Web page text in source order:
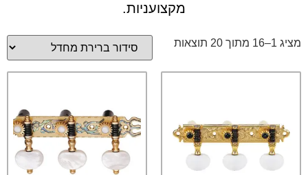
מקצועניות.
מציג 1–16 מתוך 20 תוצאות